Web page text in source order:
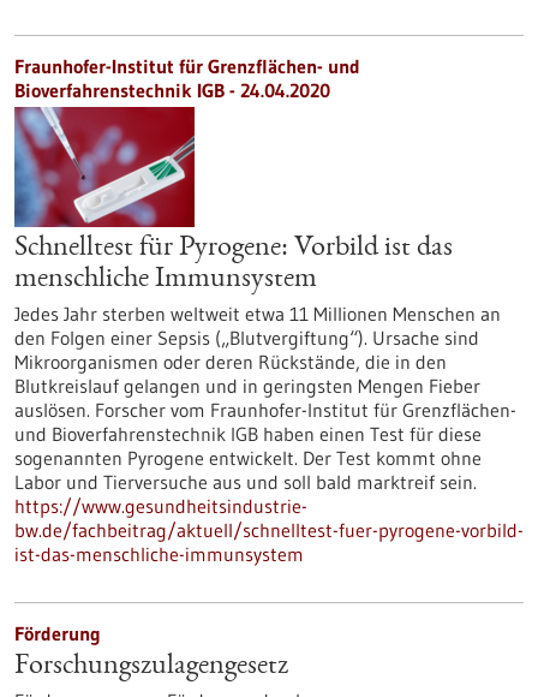
Fraunhofer-Institut für Grenzflächen- und
Bioverfahrenstechnik IGB - 24.04.2020
Schnelltest für Pyrogene: Vorbild ist das
menschliche Immunsystem
Jedes Jahr sterben weltweit etwa 11 Millionen Menschen an
den Folgen einer Sepsis („Blutvergiftung“). Ursache sind
Mikroorganismen oder deren Rückstände, die in den
Blutkreislauf gelangen und in geringsten Mengen Fieber
auslösen. Forscher vom Fraunhofer-Institut für Grenzflächen-
und Bioverfahrenstechnik IGB haben einen Test für diese
sogenannten Pyrogene entwickelt. Der Test kommt ohne
Labor und Tierversuche aus und soll bald marktreif sein.
https://www.gesundheitsindustrie-
bw.de/fachbeitrag/aktuell/schnelltest-fuer-pyrogene-vorbild-
ist-das-menschliche-immunsystem
Förderung
Forschungszulagengesetz